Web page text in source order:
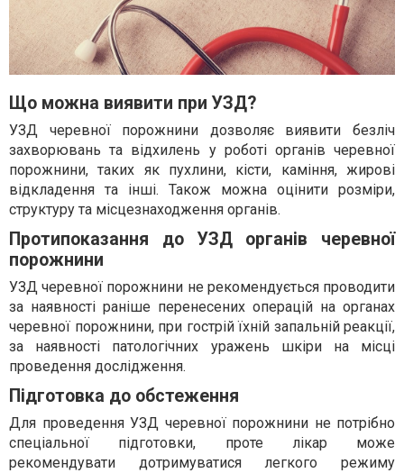
Що можна виявити при УЗД?
УЗД черевної порожнини дозволяє виявити безліч
захворювань та відхилень у роботі органів черевної
порожнини, таких як пухлини, кісти, каміння, жирові
відкладення та інші. Також можна оцінити розміри,
структуру та місцезнаходження органів.
Протипоказання до УЗД органів черевної
порожнини
УЗД черевної порожнини не рекомендується проводити
за наявності раніше перенесених операцій на органах
черевної порожнини, при гострій їхній запальній реакції,
за наявності патологічних уражень шкіри на місці
проведення дослідження.
Підготовка до обстеження
Для проведення УЗД черевної порожнини не потрібно
спеціальної підготовки, проте лікар може
рекомендувати дотримуватися легкого режиму